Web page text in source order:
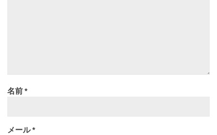
名前*
メール*